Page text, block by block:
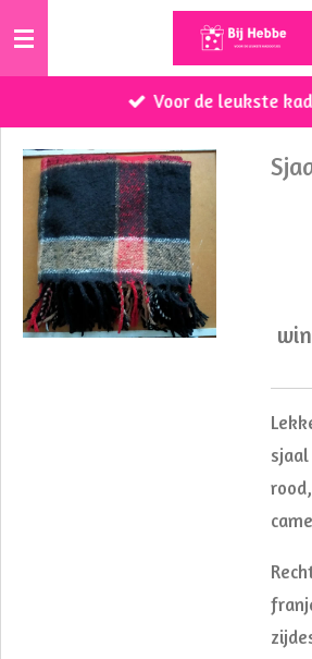
Ga
de
hoofdinhoud
Voor de leukste